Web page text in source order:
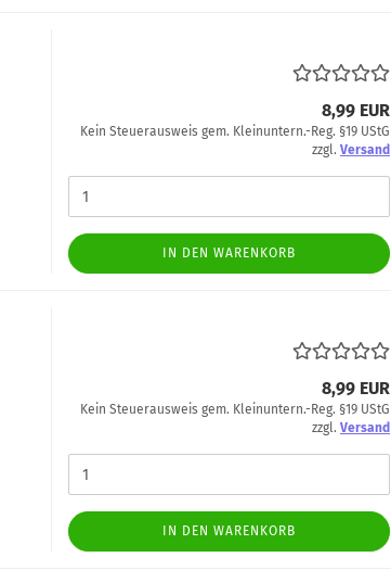
8,99 EUR
Kein Steuerausweis gem. Kleinuntern.-Reg. §19 UStG
zzgl. Versand
IN DEN WARENKORB
8,99 EUR
Kein Steuerausweis gem. Kleinuntern.-Reg. §19 UStG
zzgl. Versand
IN DEN WARENKORB